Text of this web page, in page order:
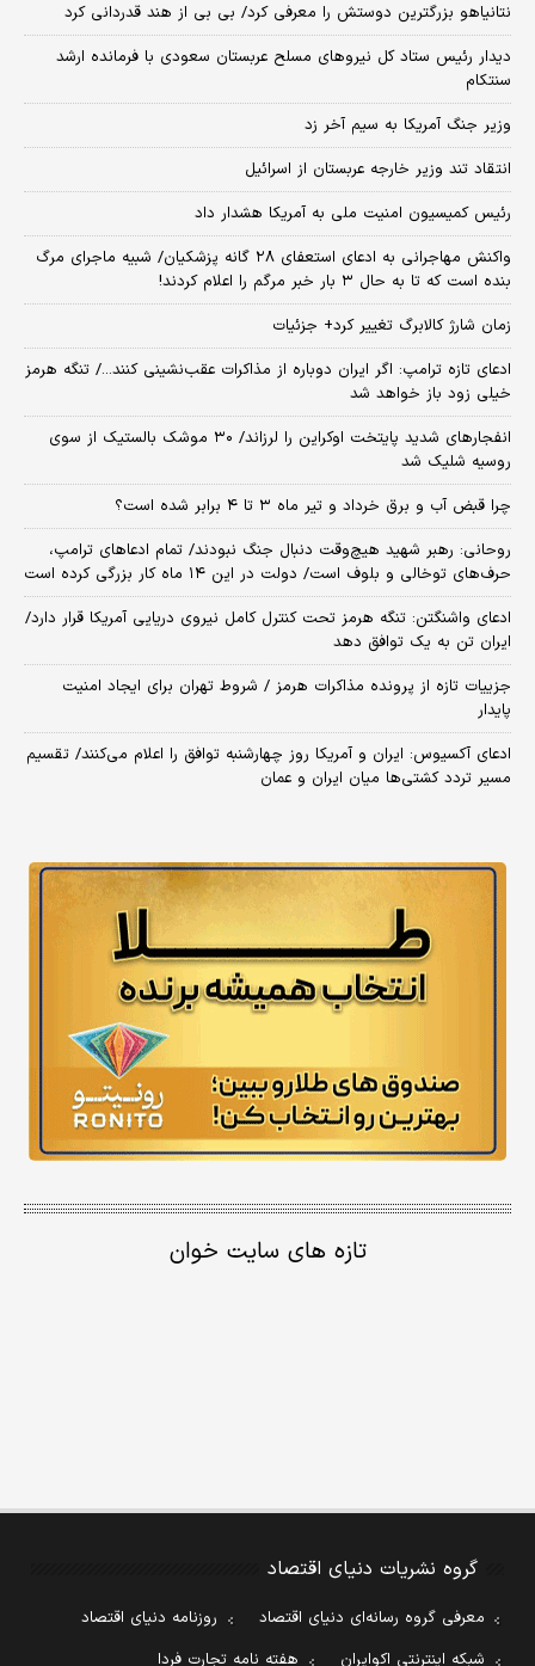
نتانیاهو بزرگترین دوستش را معرفی کرد/ بی بی از هند قدردانی کرد
دیدار رئیس ستاد کل نیروهای مسلح عربستان سعودی با فرمانده ارشد
سنتکام
وزیر جنگ آمریکا به سیم آخر زد
انتقاد تند وزیر خارجه عربستان از اسرائیل
رئیس کمیسیون امنیت ملی به آمریکا هشدار داد
واکنش مهاجرانی به ادعای استعفای ۲۸ گانه پزشکیان/ شبیه ماجرای مرگ
بنده است که تا به حال ۳ بار خبر مرگم را اعلام کردند!
زمان شارژ کالابرگ تغییر کرد+ جزئیات
ادعای تازه ترامپ: اگر ایران دوباره از مذاکرات عقب‌نشینی کنند.../ تنگه هرمز
خیلی زود باز خواهد شد
انفجارهای شدید پایتخت اوکراین را لرزاند/ ۳۰ موشک بالستیک از سوی
روسیه شلیک شد
چرا قبض آب و برق خرداد و تیر ماه ۳ تا ۴ برابر شده است؟
روحانی: رهبر شهید هیچ‌وقت دنبال جنگ نبودند/ تمام ادعاهای ترامپ،
حرف‌های توخالی و بلوف است/ دولت در این ۱۴ ماه کار بزرگی کرده است
ادعای واشنگتن: تنگه هرمز تحت کنترل کامل نیروی دریایی آمریکا قرار دارد/
ایران تن به یک توافق دهد
جزییات تازه از پرونده مذاکرات هرمز / شروط تهران برای ایجاد امنیت
پایدار
ادعای آکسیوس: ایران و آمریکا روز چهارشنبه توافق را اعلام می‌کنند/ تقسیم
مسیر تردد کشتی‌ها میان ایران و عمان
تازه های سایت خوان
گروه نشریات دنیای اقتصاد
معرفی گروه رسانه‌ای دنیای اقتصاد
روزنامه دنیای اقتصاد
شبکه اینترنتی اکوایران
هفته نامه تجارت فردا